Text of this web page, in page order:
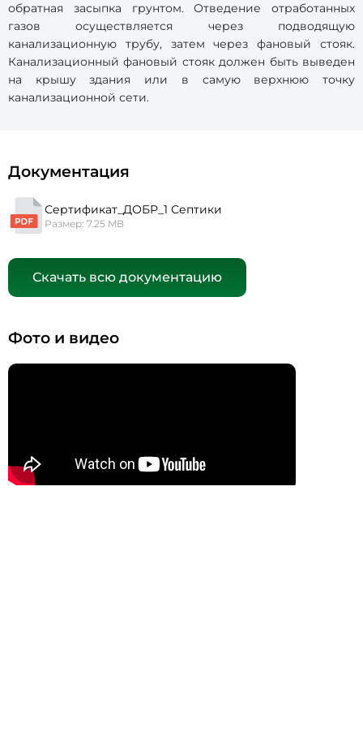
обратная засыпка грунтом. Отведение отработанных
газов осуществляется через подводящую
канализационную трубу, затем через фановый стояк.
Канализационный фановый стояк должен быть выведен
на крышу здания или в самую верхнюю точку
канализационной сети.
Документация
Сертификат_ДОБР_1 Септики
Размер: 7.25 MB
Скачать всю документацию
Фото и видео